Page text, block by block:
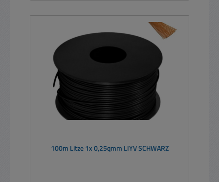
100m Litze 1x 0,25qmm LIYV SCHWARZ